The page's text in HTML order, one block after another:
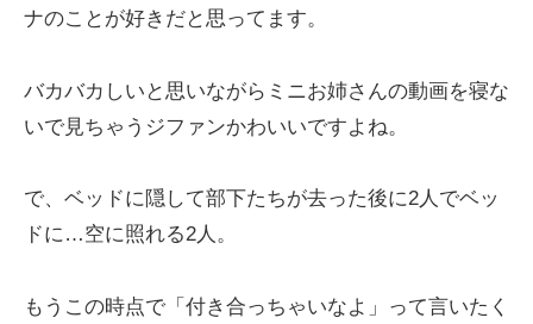
ナのことが好きだと思ってます。
バカバカしいと思いながらミニお姉さんの動画を寝な
いで見ちゃうジファンかわいいですよね。
で、ベッドに隠して部下たちが去った後に2人でベッ
ドに…空に照れる2人。
もうこの時点で「付き合っちゃいなよ」って言いたく